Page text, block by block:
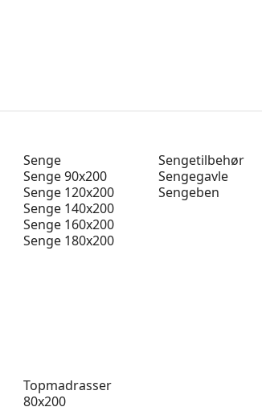
Senge
Senge 90x200
Senge 120x200
Senge 140x200
Senge 160x200
Senge 180x200
Sengetilbehør
Sengegavle
Sengeben
Topmadrasser
80x200